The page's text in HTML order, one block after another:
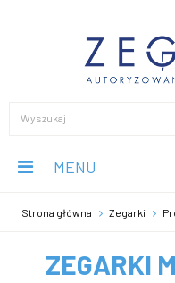
MENU
Strona główna Zegarki
ZEGARKI